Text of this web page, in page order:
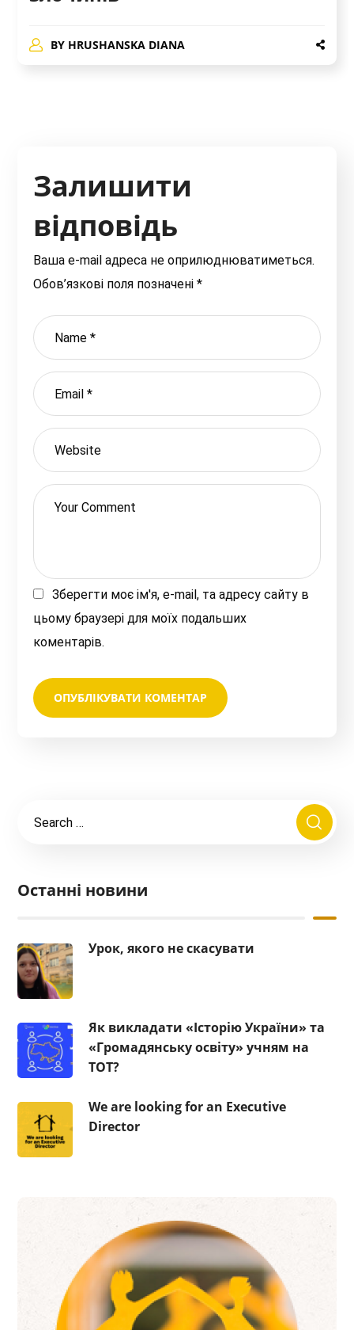
BY HRUSHANSKA DIANA
Залишити
відповідь
Ваша e-mail адреса не оприлюднюватиметься.
Обов’язкові поля позначені*
Зберегти моє ім'я, e-mail, та адресу сайту в
цьому браузері для моїх подальших
коментарів.
Останні новини
Урок, якого не скасувати
Як викладати «Історію України» та
«Громадянську освіту» учням на
ТОТ?
We are looking for an Executive
Director